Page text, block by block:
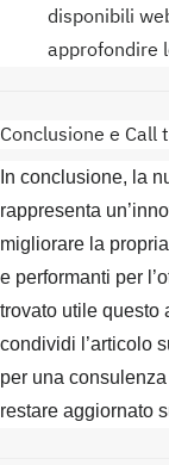
disponibili
approfondire
Conclusione e Call
In conclusione, la
rappresenta
migliorare la
e performanti per
trovato utile questo
condividi l’articolo
per una
restare aggiornato